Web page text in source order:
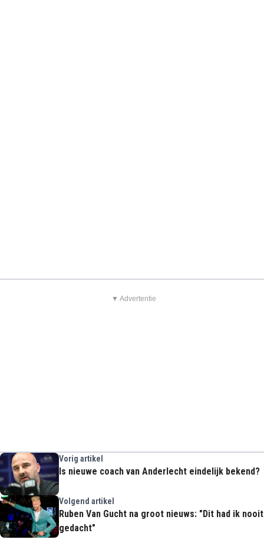
▼ Advertentie
Vorig artikel
Is nieuwe coach van Anderlecht eindelijk bekend?
Volgend artikel
Ruben Van Gucht na groot nieuws: "Dit had ik nooit
gedacht"